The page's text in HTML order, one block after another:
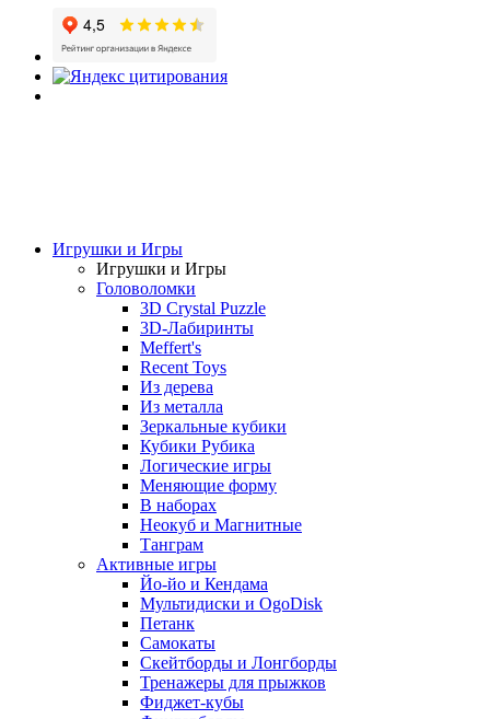
Игрушки и Игры
Игрушки и Игры
Головоломки
3D Crystal Puzzle
3D-Лабиринты
Meffert's
Recent Toys
Из дерева
Из металла
Зеркальные кубики
Кубики Рубика
Логические игры
Меняющие форму
В наборах
Неокуб и Магнитные
Танграм
Активные игры
Йо-йо и Кендама
Мультидиски и OgoDisk
Петанк
Самокаты
Скейтборды и Лонгборды
Тренажеры для прыжков
Фиджет-кубы